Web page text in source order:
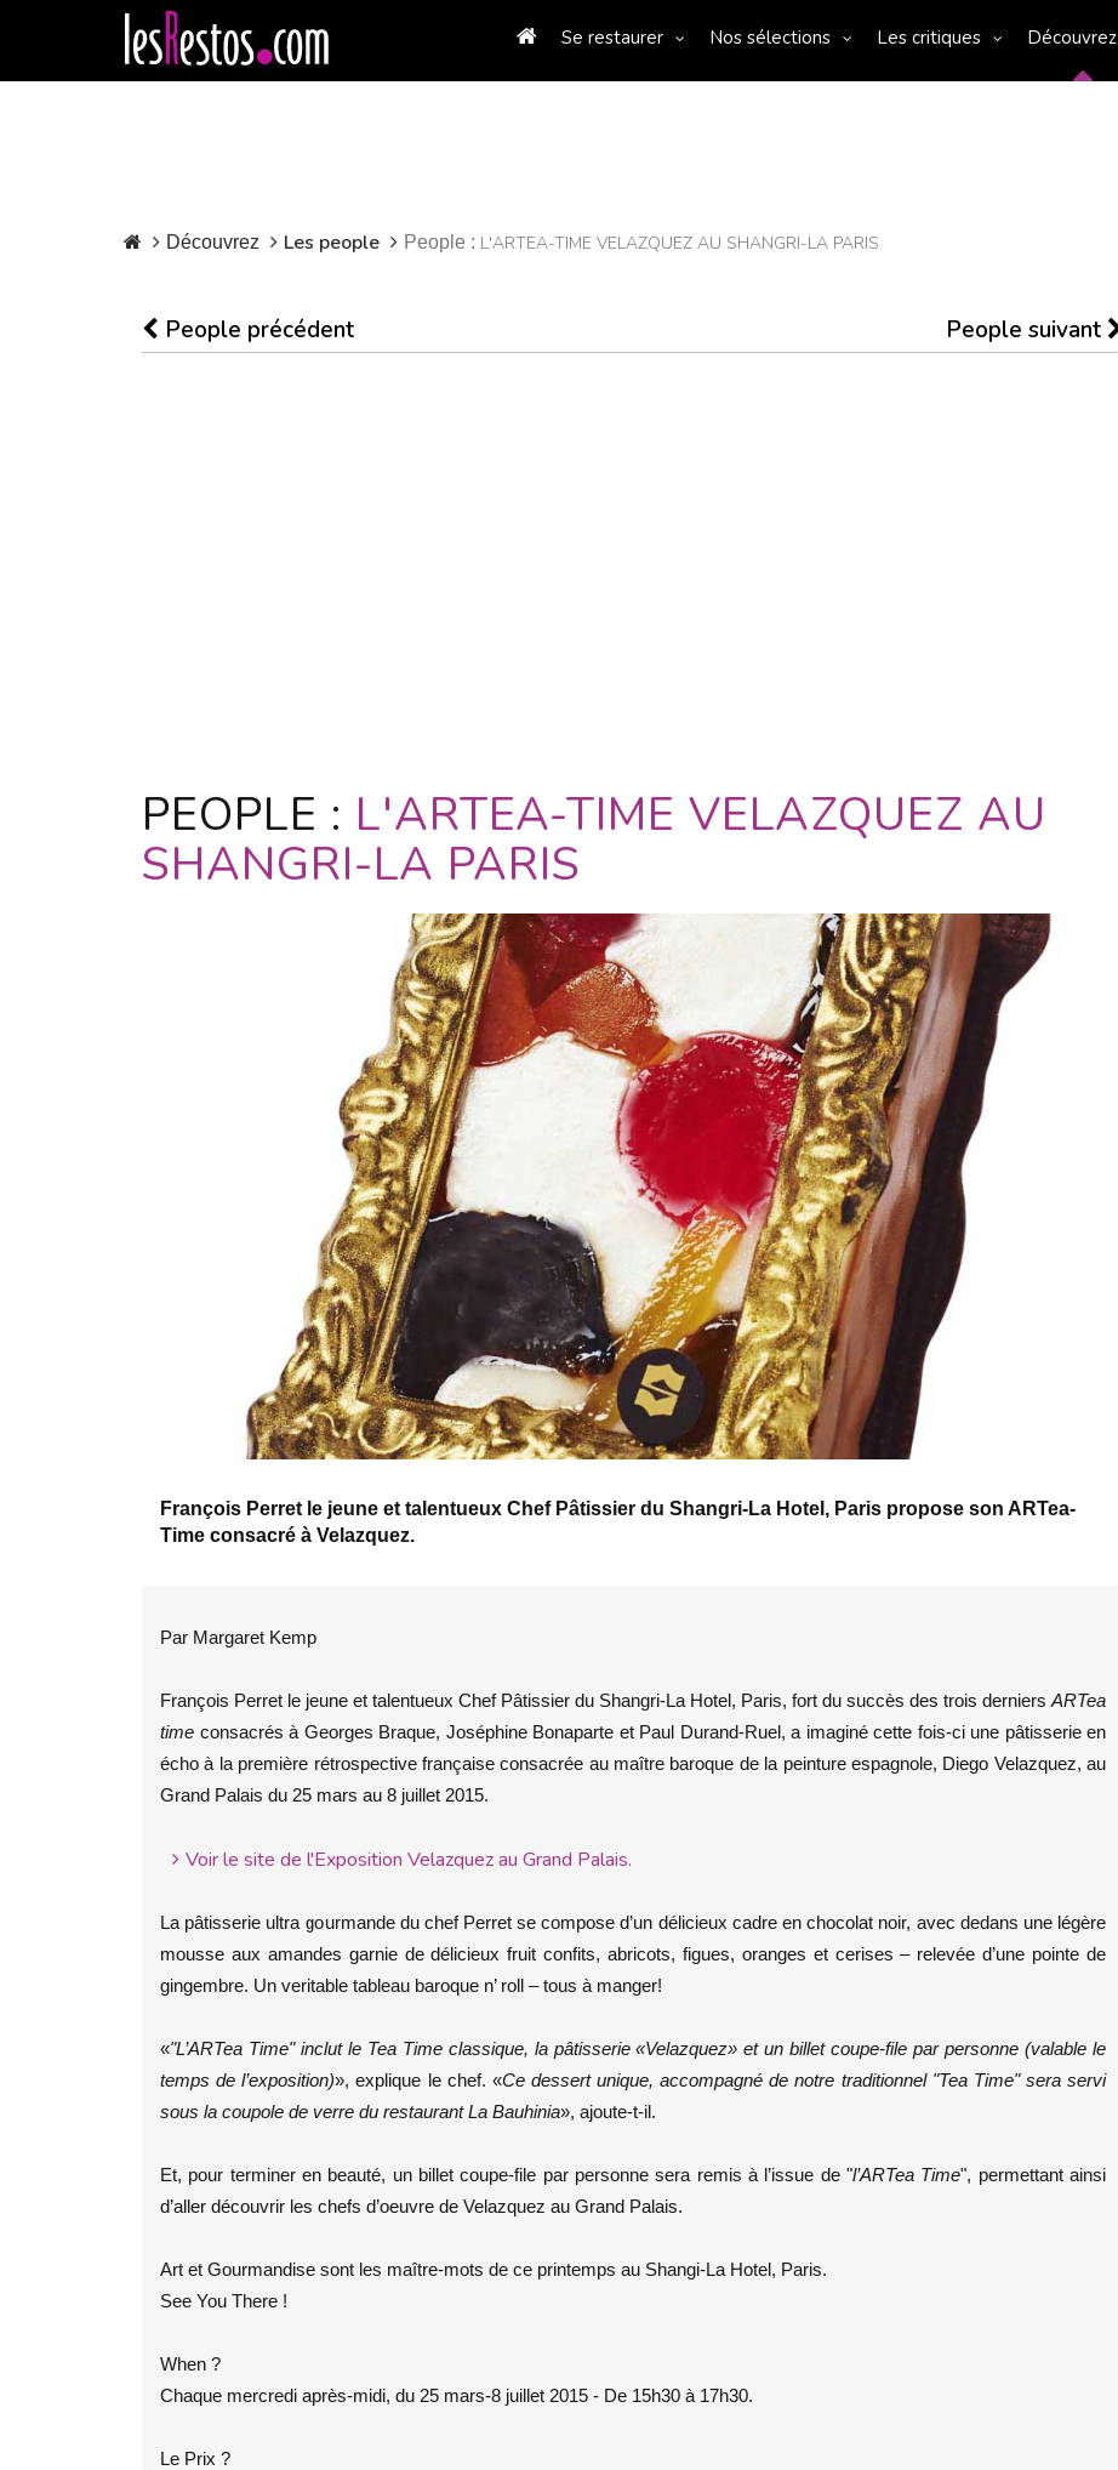
Se restaurer Nos sélections Les critiques Découvrez
Découvrez Les people People : L'ARTEA-TIME VELAZQUEZ AU SHANGRI-LA PARIS
People précédent People suivant
PEOPLE : L'ARTEA-TIME VELAZQUEZ AU
SHANGRI-LA PARIS
François Perret le jeune et talentueux Chef Pâtissier du Shangri-La Hotel, Paris propose son ARTea-
Time consacré à Velazquez.
Par Margaret Kemp
François Perret le jeune et talentueux Chef Pâtissier du Shangri-La Hotel, Paris, fort du succès des trois derniers ARTea
time consacrés à Georges Braque, Joséphine Bonaparte et Paul Durand-Ruel, a imaginé cette fois-ci une pâtisserie en
écho à la première rétrospective française consacrée au maître baroque de la peinture espagnole, Diego Velazquez, au
Grand Palais du 25 mars au 8 juillet 2015.
Voir le site de l'Exposition Velazquez au Grand Palais.
La pâtisserie ultra gourmande du chef Perret se compose d’un délicieux cadre en chocolat noir, avec dedans une légère
mousse aux amandes garnie de délicieux fruit confits, abricots, figues, oranges et cerises – relevée d’une pointe de
gingembre. Un veritable tableau baroque n’ roll – tous à manger!
«"L’ARTea Time" inclut le Tea Time classique, la pâtisserie «Velazquez» et un billet coupe-file par personne (valable le
temps de l’exposition)», explique le chef. «Ce dessert unique, accompagné de notre traditionnel "Tea Time" sera servi
sous la coupole de verre du restaurant La Bauhinia», ajoute-t-il.
Et, pour terminer en beauté, un billet coupe-file par personne sera remis à l’issue de "l’ARTea Time", permettant ainsi
d’aller découvrir les chefs d’oeuvre de Velazquez au Grand Palais.
Art et Gourmandise sont les maître-mots de ce printemps au Shangi-La Hotel, Paris.
See You There !
When ?
Chaque mercredi après-midi, du 25 mars-8 juillet 2015 - De 15h30 à 17h30.
Le Prix ?